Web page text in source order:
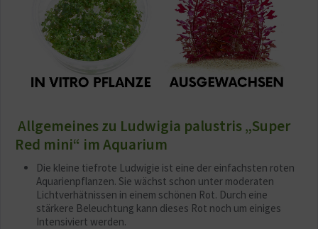
Allgemeines zu Ludwigia palustris „Super
Red mini“ im Aquarium
Die kleine tiefrote Ludwigie ist eine der einfachsten roten
Aquarienpflanzen. Sie wächst schon unter moderaten
Lichtverhätnissen in einem schönen Rot. Durch eine
stärkere Beleuchtung kann dieses Rot noch um einiges
Intensiviert werden.